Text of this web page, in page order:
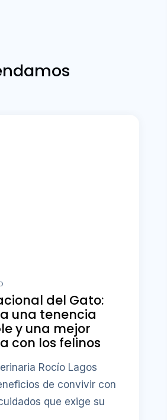
del Gato:
una tenencia
y una mejor
con los felinos
Rocío Lagos
de convivir con
que exige su